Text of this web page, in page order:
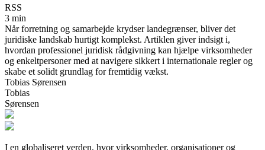
RSS
3 min
Når forretning og samarbejde krydser landegrænser, bliver det
juridiske landskab hurtigt komplekst. Artiklen giver indsigt i,
hvordan professionel juridisk rådgivning kan hjælpe virksomheder
og enkeltpersoner med at navigere sikkert i internationale regler og
skabe et solidt grundlag for fremtidig vækst.
Tobias Sørensen
Tobias
Sørensen
I en globaliseret verden, hvor virksomheder, organisationer og